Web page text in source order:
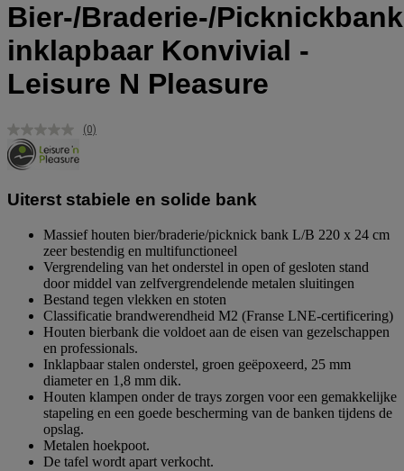
Bier-/Braderie-/Picknickbank
inklapbaar Konvivial -
Leisure N Pleasure
Geen
(0)
Uiterst stabiele en solide bank
Massief houten bier/braderie/picknick bank L/B 220 x 24 cm
zeer bestendig en multifunctioneel
Vergrendeling van het onderstel in open of gesloten stand
door middel van zelfvergrendelende metalen sluitingen
Bestand tegen vlekken en stoten
Classificatie brandwerendheid M2 (Franse LNE-certificering)
Houten bierbank die voldoet aan de eisen van gezelschappen
en professionals.
Inklapbaar stalen onderstel, groen geëpoxeerd, 25 mm
diameter en 1,8 mm dik.
Houten klampen onder de trays zorgen voor een gemakkelijke
stapeling en een goede bescherming van de banken tijdens de
opslag.
Metalen hoekpoot.
De tafel wordt apart verkocht.